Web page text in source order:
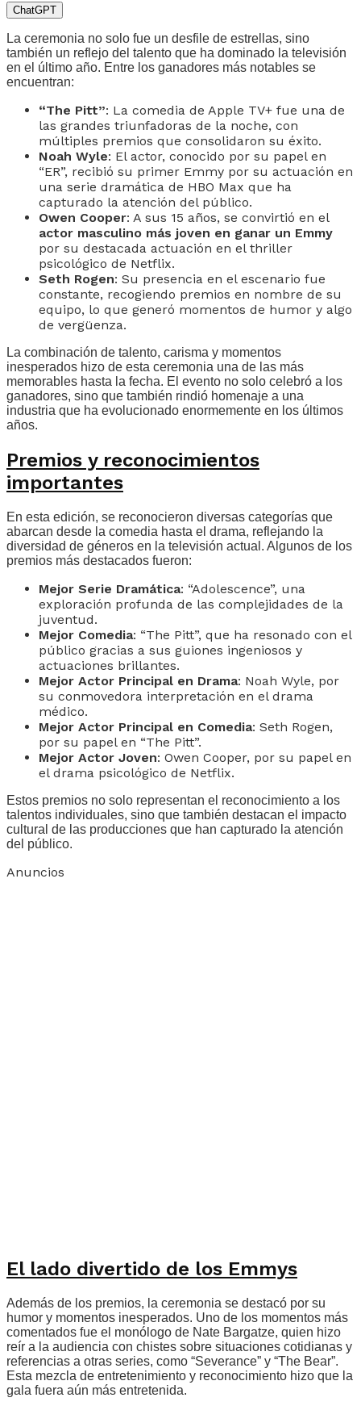
ChatGPT
La ceremonia no solo fue un desfile de estrellas, sino
también un reflejo del talento que ha dominado la televisión
en el último año. Entre los ganadores más notables se
encuentran:
“The Pitt”: La comedia de Apple TV+ fue una de
las grandes triunfadoras de la noche, con
múltiples premios que consolidaron su éxito.
Noah Wyle: El actor, conocido por su papel en
“ER”, recibió su primer Emmy por su actuación en
una serie dramática de HBO Max que ha
capturado la atención del público.
Owen Cooper: A sus 15 años, se convirtió en el
actor masculino más joven en ganar un Emmy
por su destacada actuación en el thriller
psicológico de Netflix.
Seth Rogen: Su presencia en el escenario fue
constante, recogiendo premios en nombre de su
equipo, lo que generó momentos de humor y algo
de vergüenza.
La combinación de talento, carisma y momentos
inesperados hizo de esta ceremonia una de las más
memorables hasta la fecha. El evento no solo celebró a los
ganadores, sino que también rindió homenaje a una
industria que ha evolucionado enormemente en los últimos
años.
Premios y reconocimientos
importantes
En esta edición, se reconocieron diversas categorías que
abarcan desde la comedia hasta el drama, reflejando la
diversidad de géneros en la televisión actual. Algunos de los
premios más destacados fueron:
Mejor Serie Dramática: “Adolescence”, una
exploración profunda de las complejidades de la
juventud.
Mejor Comedia: “The Pitt”, que ha resonado con el
público gracias a sus guiones ingeniosos y
actuaciones brillantes.
Mejor Actor Principal en Drama: Noah Wyle, por
su conmovedora interpretación en el drama
médico.
Mejor Actor Principal en Comedia: Seth Rogen,
por su papel en “The Pitt”.
Mejor Actor Joven: Owen Cooper, por su papel en
el drama psicológico de Netflix.
Estos premios no solo representan el reconocimiento a los
talentos individuales, sino que también destacan el impacto
cultural de las producciones que han capturado la atención
del público.
Anuncios
El lado divertido de los Emmys
Además de los premios, la ceremonia se destacó por su
humor y momentos inesperados. Uno de los momentos más
comentados fue el monólogo de Nate Bargatze, quien hizo
reír a la audiencia con chistes sobre situaciones cotidianas y
referencias a otras series, como “Severance” y “The Bear”.
Esta mezcla de entretenimiento y reconocimiento hizo que la
gala fuera aún más entretenida.